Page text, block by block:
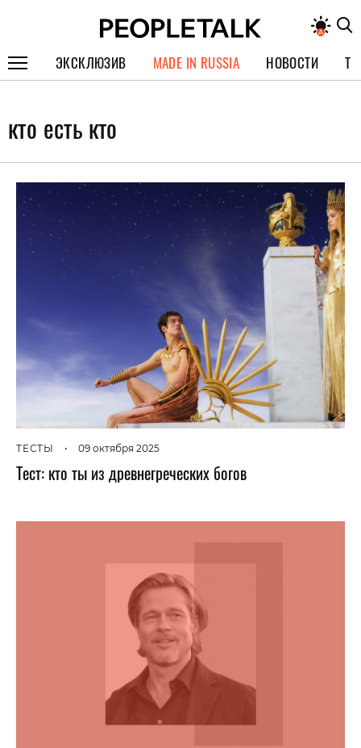
ЭКСКЛЮЗИВ
СПЕЦПРОЕКТЫ
ИНТЕРВЬЮ
ПОКОЛЕНИЕ
MADE IN RUSSIA НОВОСТИ
кто есть кто
ТЕСТЫ • 09 октября 2025
Тест: кто ты из древнегреческих богов